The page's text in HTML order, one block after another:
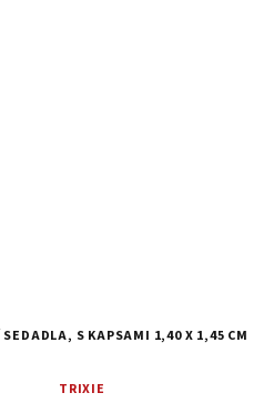
S KAPSAMI 1,40 X 1,45 CM
TRIXIE